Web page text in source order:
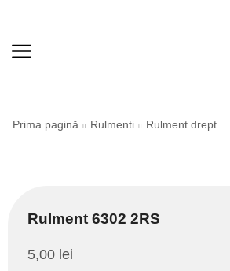
Prima pagină Rulmenti Rulment drept
Rulment 6302 2RS
5,00 lei